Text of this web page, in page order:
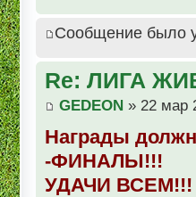
Сообщение было
Re: ЛИГА
GEDEON » 22 мар
Награды
-ФИНАЛЫ!!!
УДАЧИ ВСЕМ!!!